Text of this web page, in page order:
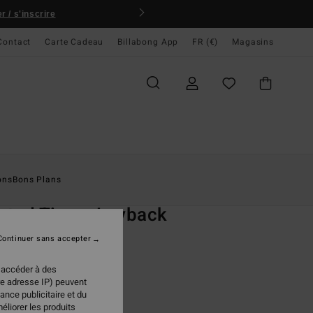
/ s'inscrire
Carte Cadeau Billabong App FR (€) Magasins
Bons Plans
Times Layback
de bain Vert Homme
€
à des
adresse IP) peuvent
publicitaire et du
les produits
sans accepter